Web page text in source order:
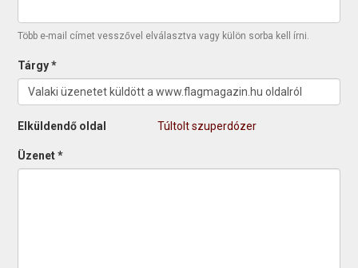
Több e-mail címet vesszővel elválasztva vagy külön sorba kell írni.
Tárgy*
Elküldendő oldal Túltolt szuperdózer
Üzenet*